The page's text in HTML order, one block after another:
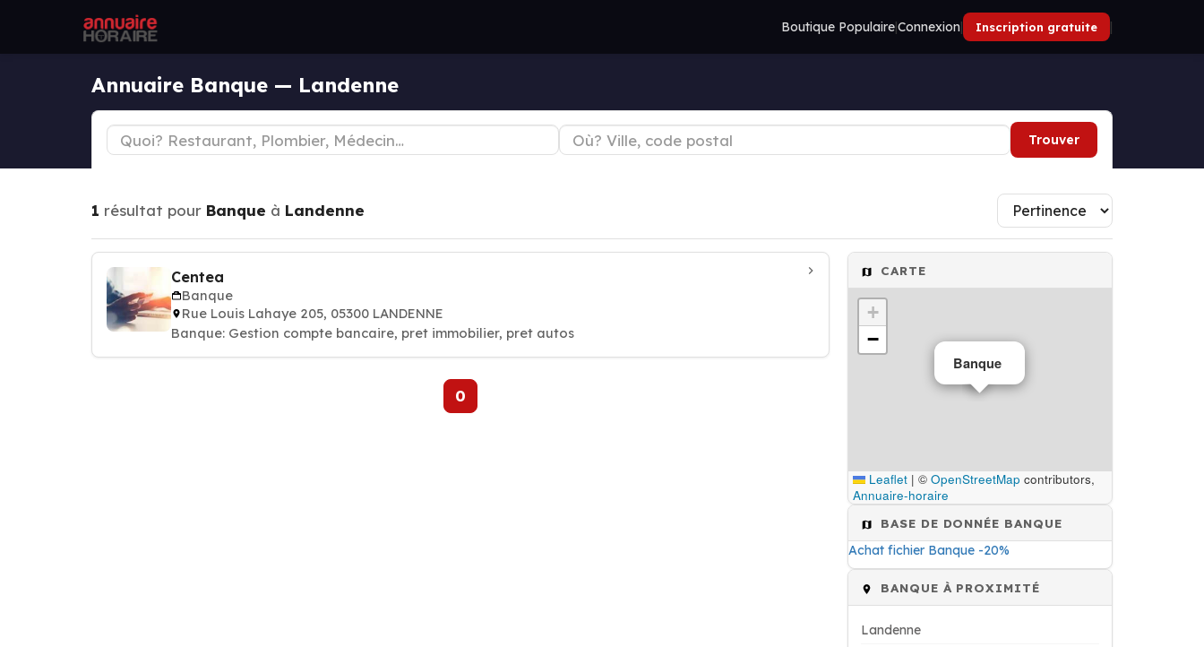
Boutique Populaire|Connexion| Inscription gratuite |
Annuaire Banque — Landenne
Trouver
1 résultat pour Banque à Landenne
Centea
Banque
Rue Louis Lahaye 205, 05300 LANDENNE
Banque: Gestion compte bancaire, pret immobilier, pret autos
0
CARTE
Banque
+
−
Leaflet | © OpenStreetMap contributors,
Annuaire-horaire
BASE DE DONNÉE BANQUE
Achat fichier Banque -20%
BANQUE À PROXIMITÉ
Landenne